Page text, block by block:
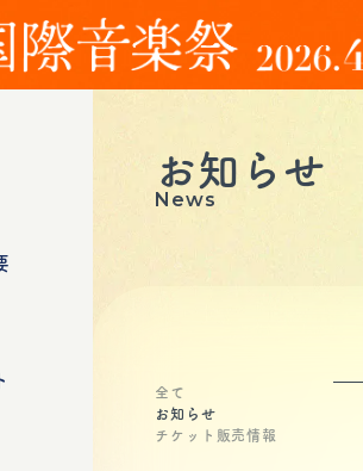
お知らせ
News
全て
お知らせ
チケット販売情報